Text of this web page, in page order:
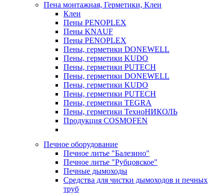
Пена монтажная, Герметики, Клеи
Клеи
Пены PENOPLEX
Пены KNAUF
Пены PENOPLEX
Пены, герметики DONEWELL
Пены, герметики KUDO
Пены, герметики PUTECH
Пены, герметики DONEWELL
Пены, герметики KUDO
Пены, герметики PUTECH
Пены, герметики TEGRA
Пены, герметики ТехноНИКОЛЬ
Продукция COSMOFEN
Печное оборудование
Печное литье "Балезино"
Печное литье "Рубцовское"
Печные дымоходы
Средства для чистки дымоходов и печных
труб